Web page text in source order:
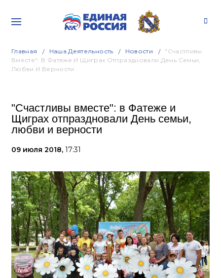
Главная Наша Деятельность Новости
"Счастливы
Вместе": В Фатеже И Щиграх Отпраздновали День Семьи,
Любви И Верности
"Счастливы вместе": в Фатеже и
Щиграх отпраздновали День семьи,
любви и верности
09 июля 2018, 17:31